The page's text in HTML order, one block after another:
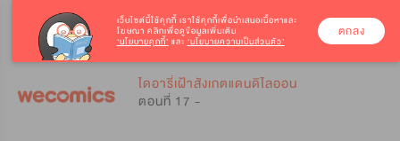
ไดอารี่เฝ้าสังเกตแดนดิไลออน
ตอนที่ 17 -
เว็บไซต์นี้ใช้คุกกี้ เราใช้คุกกี้เพื่อนำเสนอเนื้อหาและ
โฆษณา คลิกเพื่อดูข้อมูลเพิ่มเติม
‘นโยบายคุกกี้’ และ ‘นโยบายความเป็นส่วนตัว’
ตกลง